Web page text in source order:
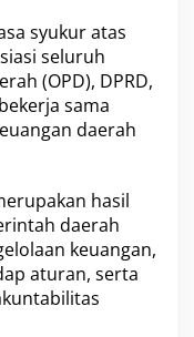
syukur atas
seluruh
(OPD), DPRD,
sama
daerah
hasil
daerah
keuangan,
aturan, serta